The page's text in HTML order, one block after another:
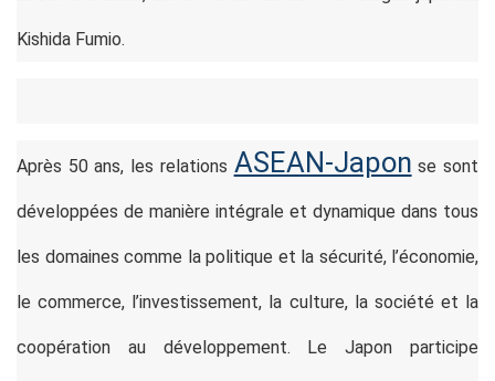
Kishida Fumio.
Après 50 ans, les relations ASEAN-Japon se sont
développées de manière intégrale et dynamique dans tous
les domaines comme la politique et la sécurité, l’économie,
le commerce, l’investissement, la culture, la société et la
coopération au développement. Le Japon participe